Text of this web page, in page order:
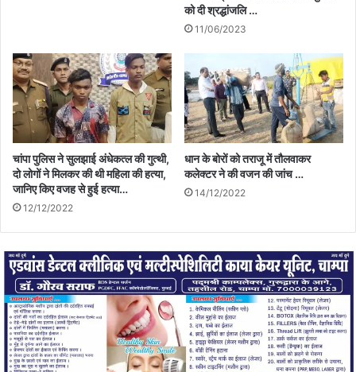
को दी श्रद्धांजलि …
11/06/2023
चांपा पुलिस ने सुलझाई अंधेकत्ल की गुत्थी,
दो लोगों ने मिलकर की थी महिला की हत्या,
जानिए किए वजह से हुई हत्या…
12/12/2022
धान के बोरों को तराजू में तौलवाकर
कलेक्टर ने की वजन की जांच …
14/12/2022